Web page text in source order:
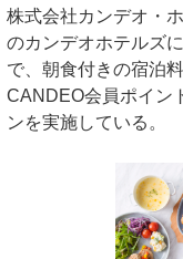
株式会社カンデオ・
のカンデオホテルズ
で、朝食付きの宿泊
CANDEO会員ポイン
ンを実施している。